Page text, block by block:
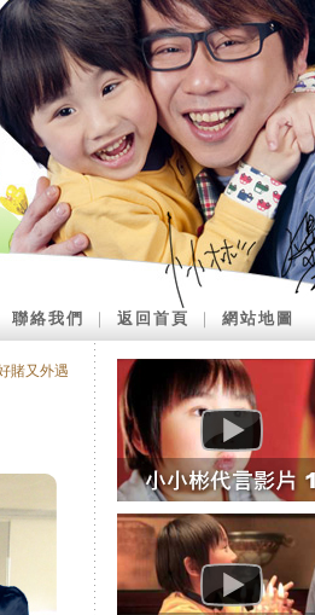
聯絡我們 返回首頁 網站地圖
賭又外遇